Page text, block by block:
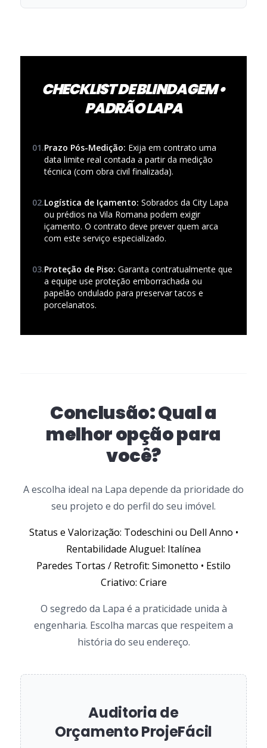
CHECKLIST DE BLINDAGEM •
PADRÃO LAPA
01.Prazo Pós-Medição: Exija em contrato uma
data limite real contada a partir da medição
técnica (com obra civil finalizada).
02.Logística de Içamento: Sobrados da City Lapa
ou prédios na Vila Romana podem exigir
içamento. O contrato deve prever quem arca
com este serviço especializado.
03.Proteção de Piso: Garanta contratualmente que
a equipe use proteção emborrachada ou
papelão ondulado para preservar tacos e
porcelanatos.
Conclusão: Qual a
melhor opção para
você?
A escolha ideal na Lapa depende da prioridade do
seu projeto e do perfil do seu imóvel.
Status e Valorização: Todeschini ou Dell Anno •
Rentabilidade Aluguel: Italínea
Paredes Tortas / Retrofit: Simonetto • Estilo
Criativo: Criare
O segredo da Lapa é a praticidade unida à
engenharia. Escolha marcas que respeitem a
história do seu endereço.
Auditoria de
Orçamento ProjeFácil